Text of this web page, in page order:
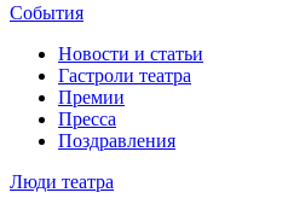
События
Новости и статьи
Гастроли театра
Премии
Пресса
Поздравления
Люди театра